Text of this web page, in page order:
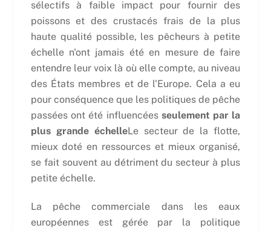
sélectifs à faible impact pour fournir des
poissons et des crustacés frais de la plus
haute qualité possible, les pêcheurs à petite
échelle n'ont jamais été en mesure de faire
entendre leur voix là où elle compte, au niveau
des États membres et de l'Europe. Cela a eu
pour conséquence que les politiques de pêche
passées ont été influencées seulement par la
plus grande échelleLe secteur de la flotte,
mieux doté en ressources et mieux organisé,
se fait souvent au détriment du secteur à plus
petite échelle.
La pêche commerciale dans les eaux
européennes est gérée par la politique